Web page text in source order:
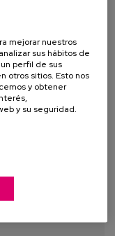
Can
A., Urdaneta, A.,
mejorar nuestros
sus hábitos de
perfil de sus
otros sitios. Esto nos
y obtener
y su seguridad.